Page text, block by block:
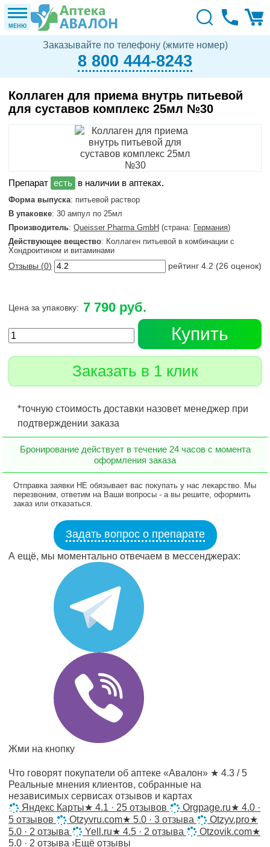
МЕНЮ
Заказывайте по телефону (жмите номер)
8 800 444-8243
Коллаген для приема внутрь питьевой
для суставов комплекс 25мл №30
в наличии в аптеках.
Форма выпуска: питьевой раствор
В упаковке: 30 ампул по 25мл
Производитель: Queisser Pharma GmbH (страна: Германия)
Действующее вещество: Коллаген питьевой в комбинации с
Хондроитином и витаминами
Отзывы (0) рейтинг 4.2 (26 оценок)
Цена за упаковку: 7 790 руб.
Купить
Заказать в 1 клик
*точную стоимость доставки назовет менеджер при
подтверждении заказа
Бронирование действует в течение 24 часов с момента
оформления заказа
Отправка заявки НЕ обязывает вас покупать у нас лекарство. Мы
перезвоним, ответим на Ваши вопросы - а вы решите, оформить
заказ или отказаться.
Задать вопрос о препарате
А ещё, мы моментально отвечаем в мессенджерах:
Жми на кнопку
Что говорят покупатели об аптеке «Авалон» ★ 4.3 / 5
Реальные мнения клиентов, собранные на
независимых сервисах отзывов и картах
Яндекс Карты★ 4.1 · 25 отзывов Orgpage.ru★ 4.0 ·
5 отзывов
Otzyvru.com★ 5.0 · 3 отзыва Otzyv.pro★
5.0 · 2 отзыва
Yell.ru★ 4.5 · 2 отзыва Otzovik.com★
5.0 · 2 отзыва ›Ещё отзывы